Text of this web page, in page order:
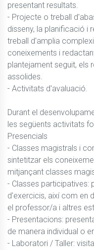
presentant resultats.
- Projecte o treball
disseny, la planificació i
treball d'amplia
coneixements i
plantejament seguit, els
assolides.
- Activitats d'avaluació.
Durant el
les següents activitats
Presencials
- Classes magistrals i
sintetitzar els
mitjançant classes
- Classes participatives:
d'exercicis, així com en
el professor/a i altres
- Presentacions:
de manera individual o
- Laboratori / Taller: